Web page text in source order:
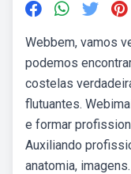
Webbem, vamos
podemos
costelas
flutuantes.
e formar
Auxiliando
anatomia,